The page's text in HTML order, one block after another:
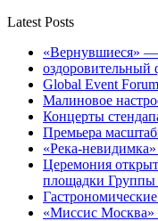
Latest Posts
«Вернувшиеся» —
оздоровительный
Global Event Forum
Малиновое
Концерты
Премьера
«Река-
Церемония
площадки Группы
«Миссис Москва»